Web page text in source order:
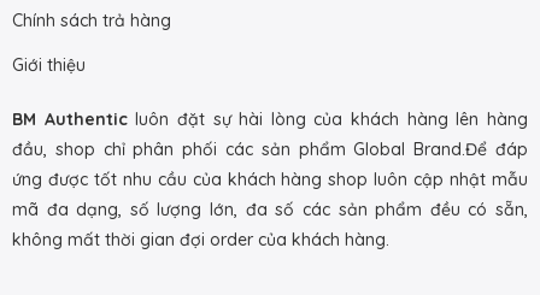
Chính sách trả hàng
Giới thiệu
BM Authenticluôn đặt sự hài lòng của khách hàng lên hàng
đầu, shop chỉ phân phối các sản phẩm Global Brand.Để đáp
ứng được tốt nhu cầu của khách hàng shop luôn cập nhật mẫu
mã đa dạng, số lượng lớn, đa số các sản phẩm đều có sẵn,
không mất thời gian đợi order của khách hàng.